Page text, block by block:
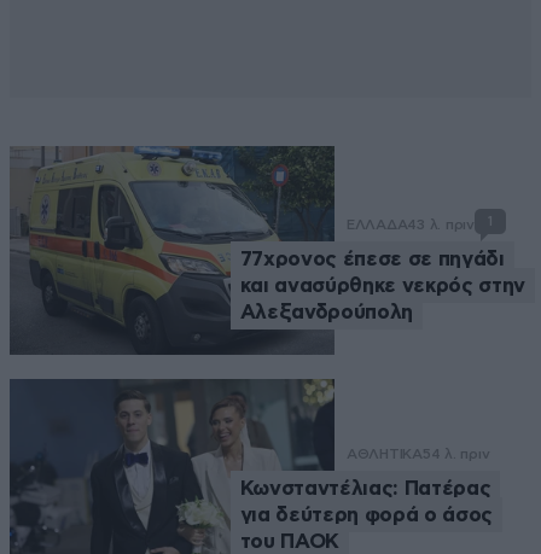
ΕΛΛΑΔΑ43 λ. πριν 1
77χρονος έπεσε σε πηγάδι
και ανασύρθηκε νεκρός στην
Αλεξανδρούπολη
ΑΘΛΗΤΙΚΑ54 λ. πριν
Κωνσταντέλιας: Πατέρας
για δεύτερη φορά ο άσος
του ΠΑΟΚ